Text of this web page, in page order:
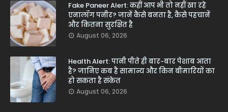
Fake Paneer Alert: कहीं आप भी तो नहीं खा रहे
एनालॉग पनीर? जानें कैसे बनता है, कैसे पहचानें
और कितना सुरक्षित है
August 06, 2026
Health Alert: पानी पीते ही बार-बार पेशाब आता
है? जानिए कब है सामान्य और किन बीमारियों का
हो सकता है संकेत
August 06, 2026